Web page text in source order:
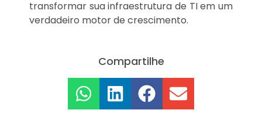
transformar sua infraestrutura de TI em um
verdadeiro motor de crescimento.
Compartilhe